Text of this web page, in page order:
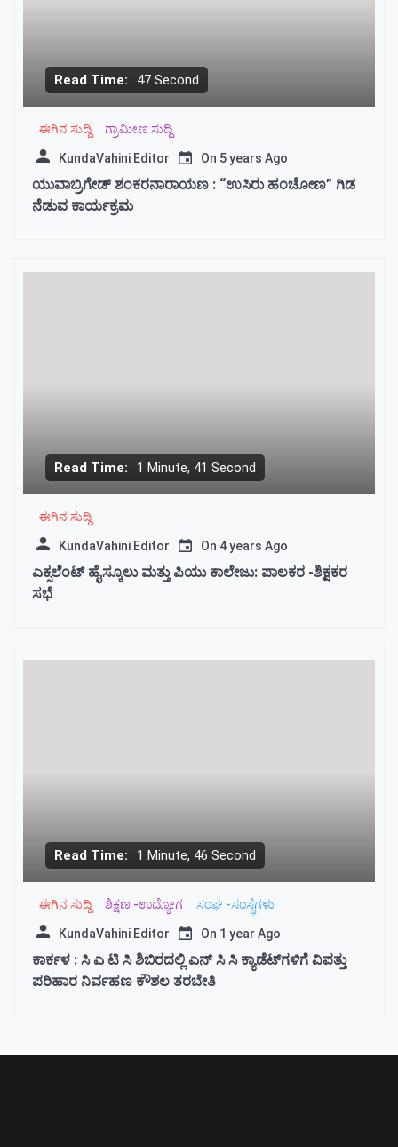
Read Time: 47 Second
ಈಗಿನ ಸುದ್ದಿ ಗ್ರಾಮೀಣ ಸುದ್ದಿ
KundaVahini Editor On 5 years Ago
ಯುವಾಬ್ರಿಗೇಡ್ ಶಂಕರನಾರಾಯಣ : “ಉಸಿರು ಹಂಚೋಣ” ಗಿಡ
ನೆಡುವ ಕಾರ್ಯಕ್ರಮ
Read Time: 1 Minute, 41 Second
ಈಗಿನ ಸುದ್ದಿ
KundaVahini Editor On 4 years Ago
ಎಕ್ಸಲೆಂಟ್ ಹೈಸ್ಕೂಲು ಮತ್ತು ಪಿಯು ಕಾಲೇಜು: ಪಾಲಕರ -ಶಿಕ್ಷಕರ
ಸಭೆ
Read Time: 1 Minute, 46 Second
ಈಗಿನ ಸುದ್ದಿ ಶಿಕ್ಷಣ -ಉದ್ಯೋಗ ಸಂಘ -ಸಂಸ್ಥೆಗಳು
KundaVahini Editor On 1 year Ago
ಕಾರ್ಕಳ : ಸಿ ಎ ಟಿ ಸಿ ಶಿಬಿರದಲ್ಲಿ ಎನ್ ಸಿ ಸಿ ಕ್ಯಾಡೆಟ್‌ಗಳಿಗೆ ವಿಪತ್ತು
ಪರಿಹಾರ ನಿರ್ವಹಣ ಕೌಶಲ ತರಬೇತಿ